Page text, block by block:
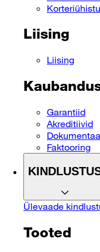
Liising
Liising
Garantiid
Akreditiivid
Faktooring
Ülevaade
Tooted